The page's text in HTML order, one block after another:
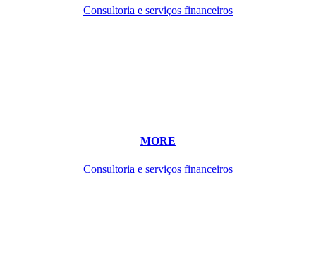
Consultoria e serviços financeiros
MORE
Consultoria e serviços financeiros